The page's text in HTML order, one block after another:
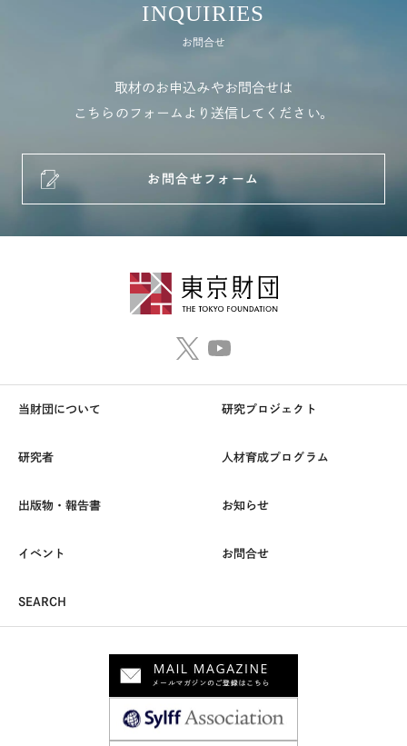
INQUIRIES
お問合せ
取材のお申込みやお問合せは
こちらのフォームより送信してください。
お問合せフォーム
当財団について 研究プロジェクト
研究者 人材育成プログラム
出版物・報告書 お知らせ
イベント お問合せ
SEARCH